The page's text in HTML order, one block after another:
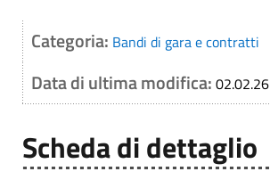
Categoria: Bandi di gara e contratti
Data di ultima modifica: 02.02.26
Scheda di dettaglio